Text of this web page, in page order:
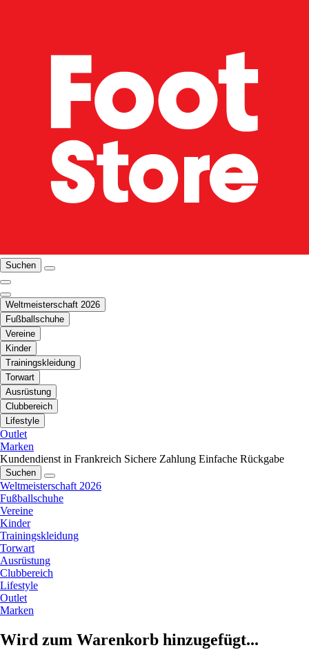
Suchen
Weltmeisterschaft 2026
Fußballschuhe
Vereine
Kinder
Trainingskleidung
Torwart
Ausrüstung
Clubbereich
Lifestyle
Outlet
Marken
Kundendienst in Frankreich Sichere Zahlung Einfache Rückgabe
Suchen
Weltmeisterschaft 2026
Fußballschuhe
Vereine
Kinder
Trainingskleidung
Torwart
Ausrüstung
Clubbereich
Lifestyle
Outlet
Marken
Wird zum Warenkorb hinzugefügt...